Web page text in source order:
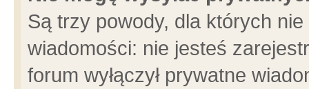
Są trzy powody, dla których
wiadomości: nie jesteś
forum wyłączył prywatne